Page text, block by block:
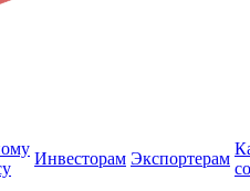
Инвесторам Экспортерам